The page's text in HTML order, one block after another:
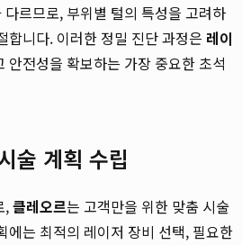
르므로, 부위별 털의 특성을 고려하
합니다. 이러한 정밀 진단 과정은 레이
안전성을 확보하는 가장 중요한 초석
술 계획 수립
,클레오르는 고객만을 위한 맞춤 시술
에는 최적의 레이저 장비 선택, 필요한